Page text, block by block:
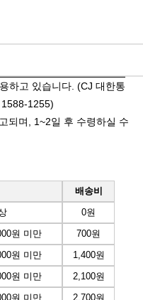
하고 있습니다. (CJ 대한통
, 1588-1255)
되며, 1~2일 후 수령하실 수
배송비
0원
원 미만
700원
원 미만
1,400원
원 미만
2,100원
원 미만
2,700원